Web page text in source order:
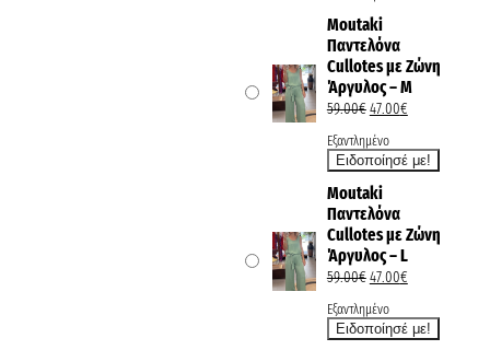
Moutaki
Παντελόνα
Cullotes με Ζώνη
Άργυλος – M
59.00€47.00€
Εξαντλημένο
Moutaki
Παντελόνα
Cullotes με Ζώνη
Άργυλος – L
59.00€47.00€
Εξαντλημένο